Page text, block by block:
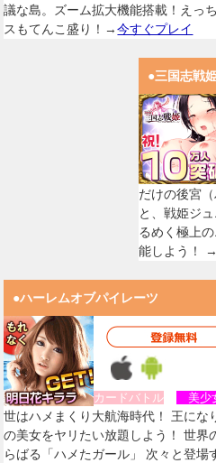
議な島。ズーム拡大機能搭載！えっ
スもてんこ盛り！→今すぐプレイ
●三国志戦
だけの後宮
と、戦姫ジ
るめく極上
能しよう！ →
●ハーレムオブパイレーツ
カードバトル 美少
世はハメまくり大航海時代！ 王にな
の美女をヤリたい放題しよう！ 世界
らばる「ハメたガール」 次々と登場